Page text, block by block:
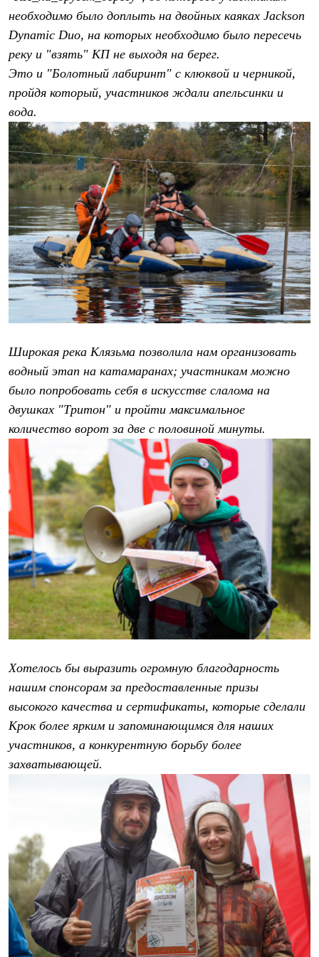
Рубашки
Толстовки
Брюки
Термобелье
Теплое термобелье
Среднее термобелье
Легкое термобелье
Флисовая одежда
Куртки
Брюки
Детская одежда
Утепленная пухом
Комбинезоны
Куртки
Брюки
Утепленная синтетикой
Комбинезоны
Куртки
Брюки
Лёгкая одежда
Футболки
Брюки
Куртки
Флисовая одежда
Куртки
Брюки
Жилеты
Комбинезоны
Термобелье
Комплект термобелья
Снаряжение
Палатки и тенты
Палатки
Тенты
Аксессуары для палаток
Рюкзаки
Экспедиционные
Легкоходные
Альпинистские
Городские
Аксессуары для рюкзаков
Спальные мешки
Пуховые
Комбинированные
Сумки и баулы
Баулы
Сумки
Гермомешки
Полезные аксессуары
Книги
Еда
Ботинки
Мужская обувь
Ботинки
Кроссовки
Сапоги
Гамаши и бахилы
Гамаши
Бахилы
Тапочки и чуни
необходимо было доплыть на двойных каяках Jackson
Dynamic Duo, на которых необходимо было пересечь
реку и "взять" КП не выходя на берег.
Это и "Болотный лабиринт" с клюквой и черникой,
пройдя который, участников ждали апельсинки и
вода.
Широкая река Клязьма позволила нам организовать
водный этап на катамаранах; участникам можно
было попробовать себя в искусстве слалома на
двушках "Тритон" и пройти максимальное
количество ворот за две с половиной минуты.
Хотелось бы выразить огромную благодарность
нашим спонсорам за предоставленные призы
высокого качества и сертификаты, которые сделали
Крок более ярким и запоминающимся для наших
участников, а конкурентную борьбу более
захватывающей.